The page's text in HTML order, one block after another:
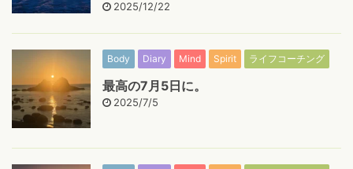
2025/12/22
Body Diary Mind Spirit ライフコーチング
最高の7月5日に。
2025/7/5